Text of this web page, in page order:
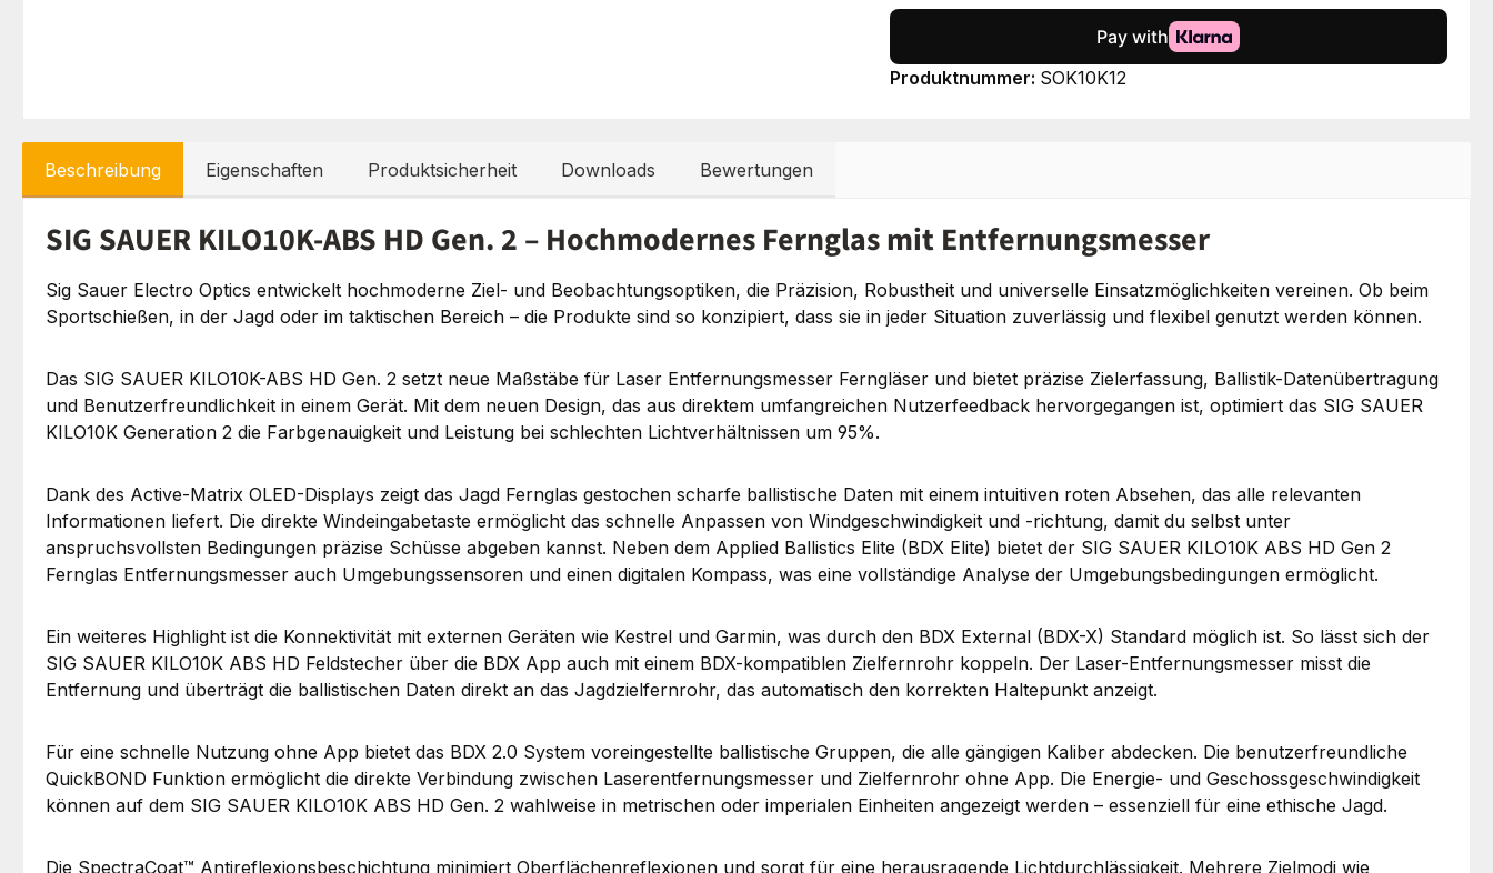
Produktnummer: SOK10K12
Beschreibung Eigenschaften Produktsicherheit Downloads Bewertungen
SIG SAUER KILO10K-ABS HD Gen. 2 – Hochmodernes Fernglas mit Entfernungsmesser
Sig Sauer Electro Optics entwickelt hochmoderne Ziel- und Beobachtungsoptiken, die Präzision, Robustheit und universelle Einsatzmöglichkeiten vereinen. Ob beim
Sportschießen, in der Jagd oder im taktischen Bereich – die Produkte sind so konzipiert, dass sie in jeder Situation zuverlässig und flexibel genutzt werden können.
Das SIG SAUER KILO10K-ABS HD Gen. 2 setzt neue Maßstäbe für Laser Entfernungsmesser Ferngläser und bietet präzise Zielerfassung, Ballistik-Datenübertragung
und Benutzerfreundlichkeit in einem Gerät. Mit dem neuen Design, das aus direktem umfangreichen Nutzerfeedback hervorgegangen ist, optimiert das SIG SAUER
KILO10K Generation 2 die Farbgenauigkeit und Leistung bei schlechten Lichtverhältnissen um 95%.
Dank des Active-Matrix OLED-Displays zeigt das Jagd Fernglas gestochen scharfe ballistische Daten mit einem intuitiven roten Absehen, das alle relevanten
Informationen liefert. Die direkte Windeingabetaste ermöglicht das schnelle Anpassen von Windgeschwindigkeit und -richtung, damit du selbst unter
anspruchsvollsten Bedingungen präzise Schüsse abgeben kannst. Neben dem Applied Ballistics Elite (BDX Elite) bietet der SIG SAUER KILO10K ABS HD Gen 2
Fernglas Entfernungsmesser auch Umgebungssensoren und einen digitalen Kompass, was eine vollständige Analyse der Umgebungsbedingungen ermöglicht.
Ein weiteres Highlight ist die Konnektivität mit externen Geräten wie Kestrel und Garmin, was durch den BDX External (BDX-X) Standard möglich ist. So lässt sich der
SIG SAUER KILO10K ABS HD Feldstecher über die BDX App auch mit einem BDX-kompatiblen Zielfernrohr koppeln. Der Laser-Entfernungsmesser misst die
Entfernung und überträgt die ballistischen Daten direkt an das Jagdzielfernrohr, das automatisch den korrekten Haltepunkt anzeigt.
Für eine schnelle Nutzung ohne App bietet das BDX 2.0 System voreingestellte ballistische Gruppen, die alle gängigen Kaliber abdecken. Die benutzerfreundliche
QuickBOND Funktion ermöglicht die direkte Verbindung zwischen Laserentfernungsmesser und Zielfernrohr ohne App. Die Energie- und Geschossgeschwindigkeit
können auf dem SIG SAUER KILO10K ABS HD Gen. 2 wahlweise in metrischen oder imperialen Einheiten angezeigt werden – essenziell für eine ethische Jagd.
Die SpectraCoat™ Antireflexionsbeschichtung minimiert Oberflächenreflexionen und sorgt für eine herausragende Lichtdurchlässigkeit. Mehrere Zielmodi wie